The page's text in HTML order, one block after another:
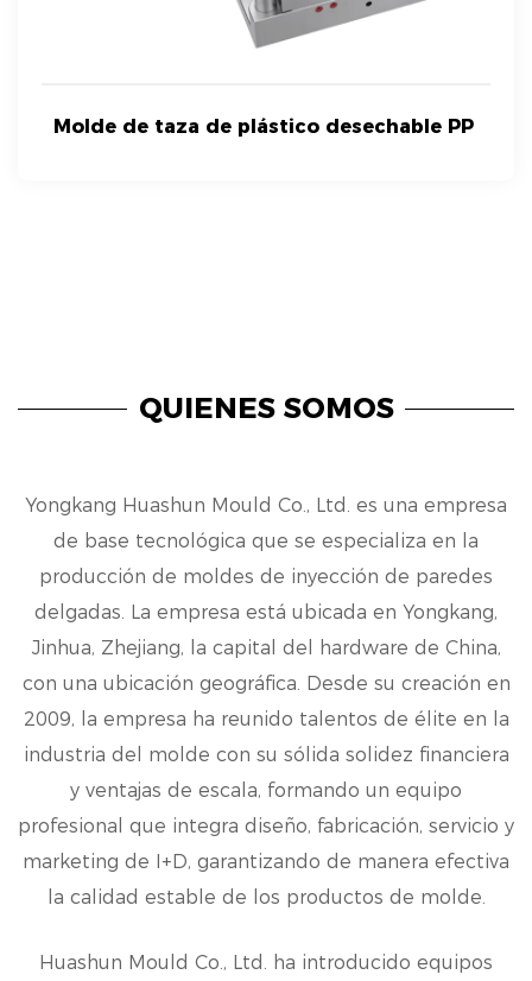
Molde de taza de plástico desechable PP
QUIENES SOMOS
Yongkang Huashun Mould Co., Ltd. es una empresa
de base tecnológica que se especializa en la
producción de moldes de inyección de paredes
delgadas. La empresa está ubicada en Yongkang,
Jinhua, Zhejiang, la capital del hardware de China,
con una ubicación geográfica. Desde su creación en
2009, la empresa ha reunido talentos de élite en la
industria del molde con su sólida solidez financiera
y ventajas de escala, formando un equipo
profesional que integra diseño, fabricación, servicio y
marketing de I+D, garantizando de manera efectiva
la calidad estable de los productos de molde.
Huashun Mould Co., Ltd. ha introducido equipos